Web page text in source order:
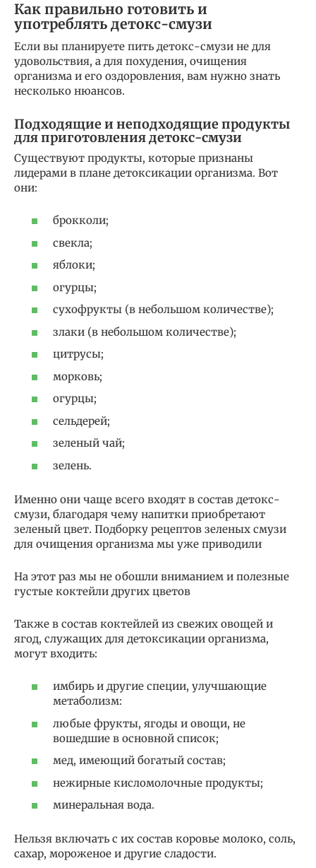
Как правильно готовить и
употреблять детокс-смузи
Если вы планируете пить детокс-смузи не для
удовольствия, а для похудения, очищения
организма и его оздоровления, вам нужно знать
несколько нюансов.
Подходящие и неподходящие продукты
для приготовления детокс-смузи
Существуют продукты, которые признаны
лидерами в плане детоксикации организма. Вот
они:
брокколи;
свекла;
яблоки;
огурцы;
сухофрукты (в небольшом количестве);
злаки (в небольшом количестве);
цитрусы;
морковь;
огурцы;
сельдерей;
зеленый чай;
зелень.
Именно они чаще всего входят в состав детокс-
смузи, благодаря чему напитки приобретают
зеленый цвет. Подборку рецептов зеленых смузи
для очищения организма мы уже приводили
На этот раз мы не обошли вниманием и полезные
густые коктейли других цветов
Также в состав коктейлей из свежих овощей и
ягод, служащих для детоксикации организма,
могут входить:
имбирь и другие специи, улучшающие
метаболизм:
любые фрукты, ягоды и овощи, не
вошедшие в основной список;
мед, имеющий богатый состав;
нежирные кисломолочные продукты;
минеральная вода.
Нельзя включать с их состав коровье молоко, соль,
сахар, мороженое и другие сладости.